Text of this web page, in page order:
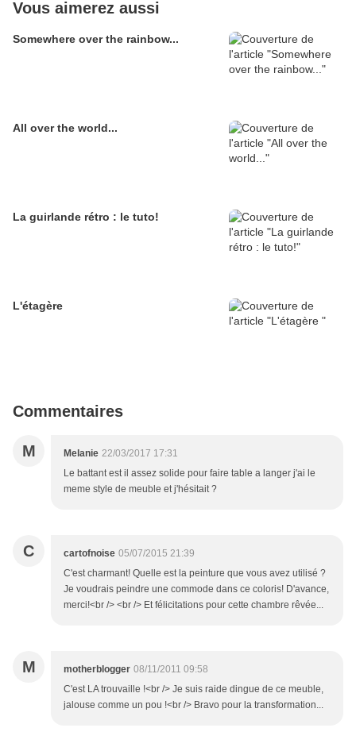
Vous aimerez aussi
Somewhere over the rainbow...
All over the world...
La guirlande rétro : le tuto!
L'étagère
Commentaires
M Melanie 22/03/2017 17:31
Le battant est il assez solide pour faire table a langer j'ai le
meme style de meuble et j'hésitait ?
C cartofnoise 05/07/2015 21:39
C'est charmant! Quelle est la peinture que vous avez utilisé ?
Je voudrais peindre une commode dans ce coloris! D'avance,
merci!<br /> <br /> Et félicitations pour cette chambre rêvée...
M motherblogger 08/11/2011 09:58
C'est LA trouvaille !<br /> Je suis raide dingue de ce meuble,
jalouse comme un pou !<br /> Bravo pour la transformation...